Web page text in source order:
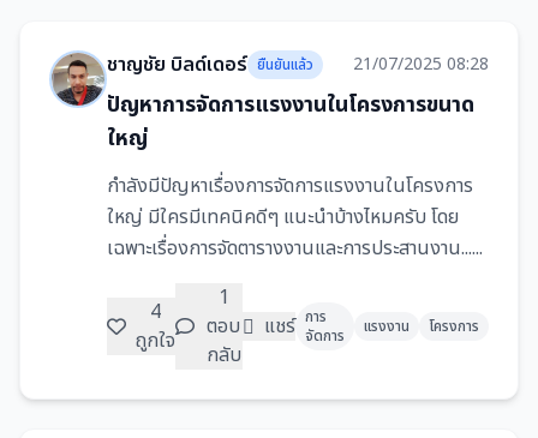
ชาญชัย บิลด์เดอร์ ยืนยันแล้ว 21/07/2025 08:28
ปัญหาการจัดการแรงงานในโครงการขนาด
ใหญ่
กำลังมีปัญหาเรื่องการจัดการแรงงานในโครงการ
ใหญ่ มีใครมีเทคนิคดีๆ แนะนำบ้างไหมครับ โดย
เฉพาะเรื่องการจัดตารางงานและการประสานงาน......
4
ถูกใจ
1
ตอบ
กลับ
แชร์ การ
จัดการ
แรงงาน โครงการ